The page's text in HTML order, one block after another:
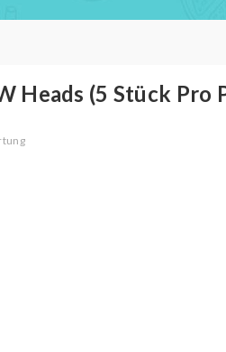
Heads (5 Stück Pro